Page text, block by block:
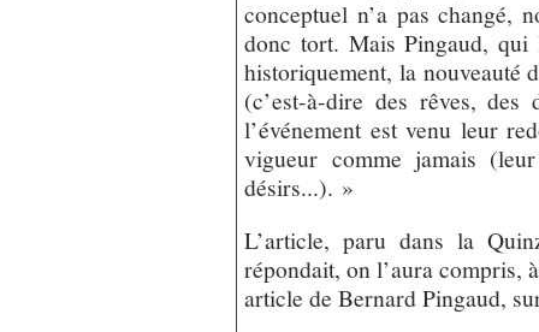
conceptuel n’a pas changé,
donc tort. Mais Pingaud,
historiquement, la nouveauté
(c’est-à-dire des rêves, des
l’événement est venu leur
vigueur comme jamais
désirs...). »
L’article, paru dans la
répondait, on l’aura compris,
article de Bernard Pingaud,